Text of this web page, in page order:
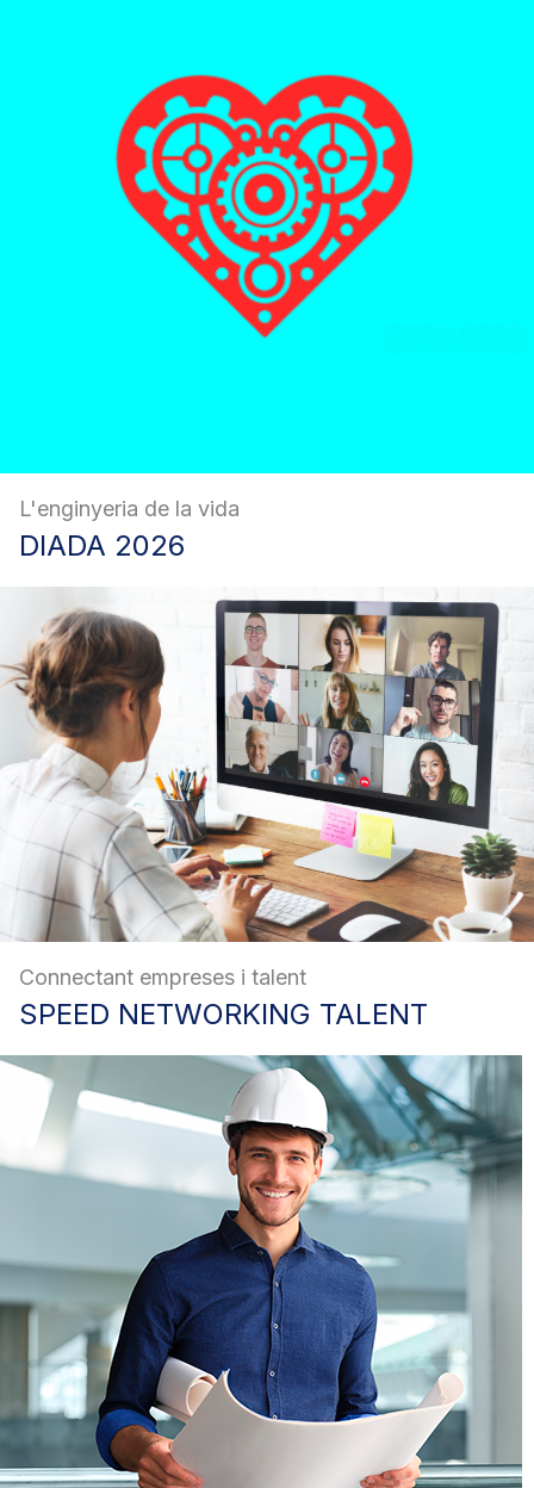
L'enginyeria de la vida
DIADA 2026
Connectant empreses i talent
SPEED NETWORKING TALENT